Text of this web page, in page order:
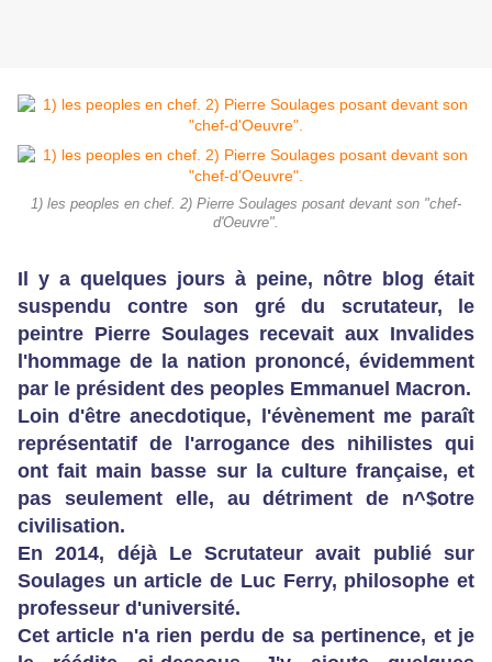
1) les peoples en chef. 2) Pierre Soulages posant devant son "chef-
d'Oeuvre".
Il y a quelques jours à peine, nôtre blog était
suspendu contre son gré du scrutateur, le
peintre Pierre Soulages recevait aux Invalides
l'hommage de la nation prononcé, évidemment
par le président des peoples Emmanuel Macron.
Loin d'être anecdotique, l'évènement me paraît
représentatif de l'arrogance des nihilistes qui
ont fait main basse sur la culture française, et
pas seulement elle, au détriment de n^$otre
civilisation.
En 2014, déjà Le Scrutateur avait publié sur
Soulages un article de Luc Ferry, philosophe et
professeur d'université.
Cet article n'a rien perdu de sa pertinence, et je